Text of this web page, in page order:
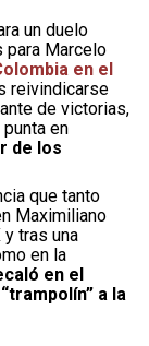
un duelo
para Marcelo
en el
reivindicarse
de victorias,
en
de los
que tanto
Maximiliano
tras una
en la
en el
a la